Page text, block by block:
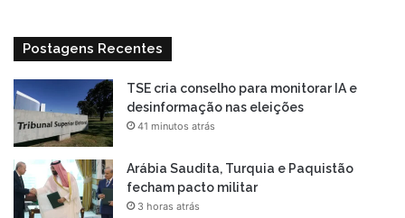
Postagens Recentes
TSE cria conselho para monitorar IA e
desinformação nas eleições
41 minutos atrás
Arábia Saudita, Turquia e Paquistão
fecham pacto militar
3 horas atrás